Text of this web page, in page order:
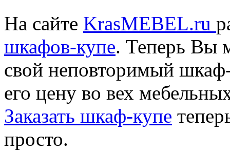
На сайте KrasMEBEL.ru
шкафов-купе. Теперь Вы
свой неповторимый
его цену во вех
Заказать шкаф-купе
просто.